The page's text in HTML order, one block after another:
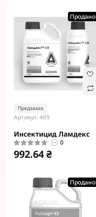
Продано
Предзаказ
Артикул: 469
Инсектицид Ламдекс
0
992.64 ₴
Продано